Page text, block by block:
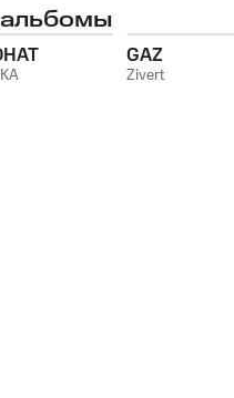
GAZ
Zivert